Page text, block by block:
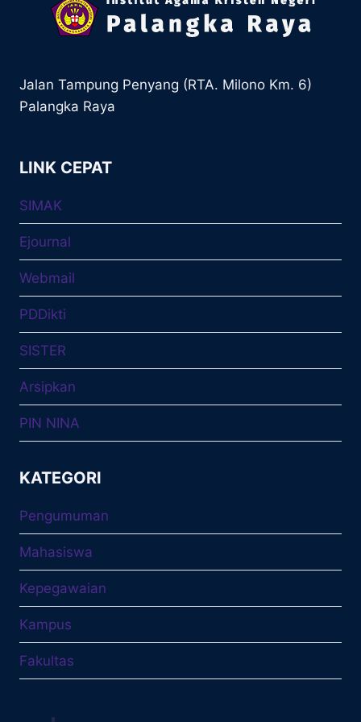
Jalan Tampung Penyang (RTA. Milono Km. 6)
Palangka Raya
LINK CEPAT
SIMAK
Ejournal
Webmail
PDDikti
SISTER
Arsipkan
PIN NINA
KATEGORI
Pengumuman
Mahasiswa
Kepegawaian
Kampus
Fakultas